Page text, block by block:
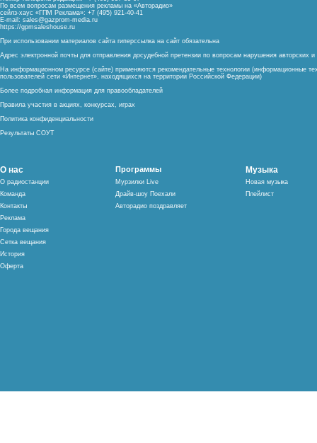
По всем вопросам размещения рекламы на «Авторадио»
сейлз-хаус «ГПМ Реклама»: +7 (495) 921-40-41
E-mail: sales@gazprom-media.ru
https://gpmsaleshouse.ru
При использовании материалов сайта гиперссылка на сайт обязательна
Адрес электронной почты для отправления досудебной претензии по вопросам нарушения авторских
На информационном ресурсе (сайте) применяются рекомендательные технологии (информационные
пользователей сети «Интернет», находящихся на территории Российской Федерации)
Более подробная информация для правообладателей
Правила участия в акциях, конкурсах, играх
Политика конфиденциальности
Результаты СОУТ
О нас
О радиостанции
Команда
Контакты
Реклама
Города вещания
Сетка вещания
История
Оферта
Программы
Мурзилки Live
Драйв-шоу Поехали
Авторадио поздравляет
Музыка
Новая музыка
Плейлист